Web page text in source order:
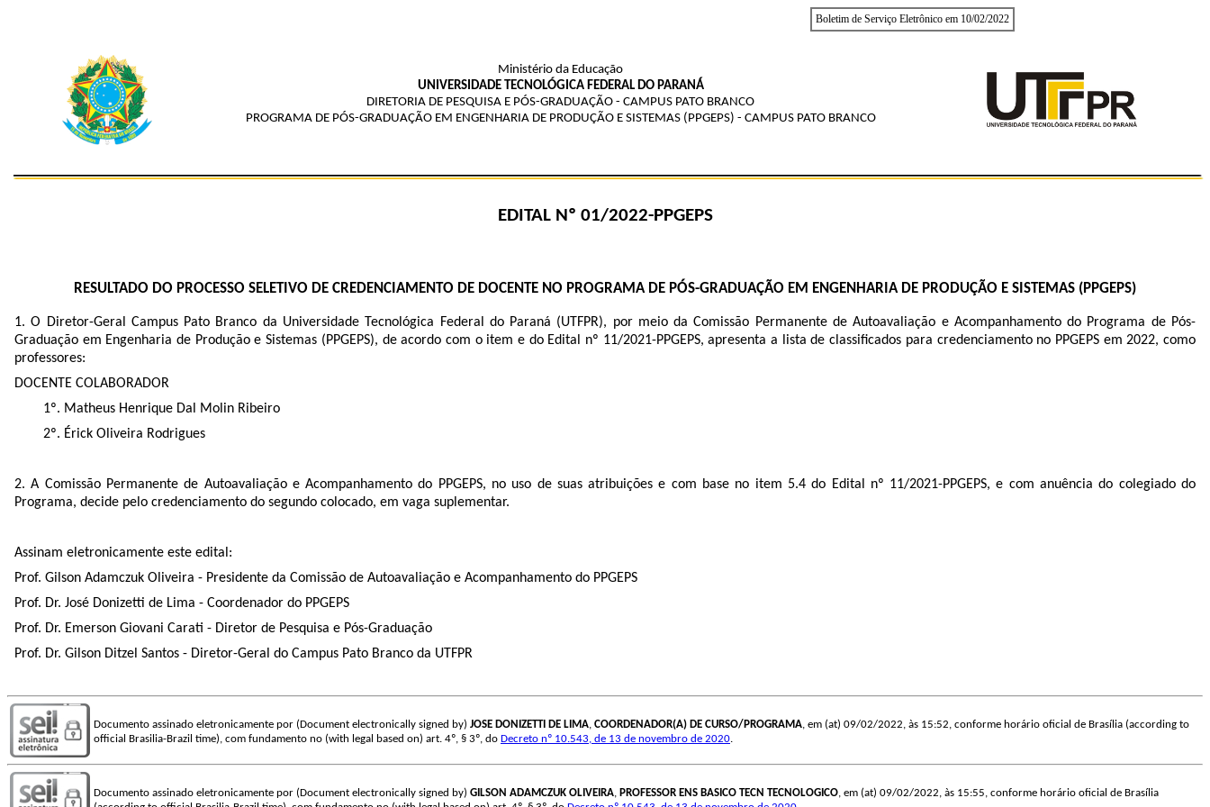
Boletim de Serviço Eletrônico em 10/02/2022
Ministério da Educação
UNIVERSIDADE TECNOLÓGICA FEDERAL DO PARANÁ
DIRETORIA DE PESQUISA E PÓS-GRADUAÇÃO - CAMPUS PATO BRANCO
PROGRAMA DE PÓS-GRADUAÇÃO EM ENGENHARIA DE PRODUÇÃO E SISTEMAS (PPGEPS) - CAMPUS PATO BRANCO
EDITAL Nº 01/2022-PPGEPS
RESULTADO DO PROCESSO SELETIVO DE CREDENCIAMENTO DE DOCENTE NO PROGRAMA DE PÓS-GRADUAÇÃO EM ENGENHARIA DE PRODUÇÃO E SISTEMAS (PPGEPS)
1. O Diretor-Geral Campus Pato Branco da Universidade Tecnológica Federal do Paraná (UTFPR), por meio da Comissão Permanente de Autoavaliação e Acompanhamento do Programa de Pós-
Graduação em Engenharia de Produção e Sistemas (PPGEPS), de acordo com o item e do Edital nº 11/2021-PPGEPS, apresenta a lista de classificados para credenciamento no PPGEPS em 2022, como
professores:
DOCENTE COLABORADOR
1º. Matheus Henrique Dal Molin Ribeiro
2º. Érick Oliveira Rodrigues
2. A Comissão Permanente de Autoavaliação e Acompanhamento do PPGEPS, no uso de suas atribuições e com base no item 5.4 do Edital nº 11/2021-PPGEPS, e com anuência do colegiado do
Programa, decide pelo credenciamento do segundo colocado, em vaga suplementar.
Assinam eletronicamente este edital:
Prof. Gilson Adamczuk Oliveira - Presidente da Comissão de Autoavaliação e Acompanhamento do PPGEPS
Prof. Dr. José Donizetti de Lima - Coordenador do PPGEPS
Prof. Dr. Emerson Giovani Carati - Diretor de Pesquisa e Pós-Graduação
Prof. Dr. Gilson Ditzel Santos - Diretor-Geral do Campus Pato Branco da UTFPR
Documento assinado eletronicamente por (Document electronically signed by) JOSE DONIZETTI DE LIMA, COORDENADOR(A) DE CURSO/PROGRAMA, em (at) 09/02/2022, às 15:52, conforme horário oficial de Brasília (according to
official Brasilia-Brazil time), com fundamento no (with legal based on) art. 4º, § 3º, do Decreto nº 10.543, de 13 de novembro de 2020.
Documento assinado eletronicamente por (Document electronically signed by) GILSON ADAMCZUK OLIVEIRA, PROFESSOR ENS BASICO TECN TECNOLOGICO, em (at) 09/02/2022, às 15:55, conforme horário oficial de Brasília